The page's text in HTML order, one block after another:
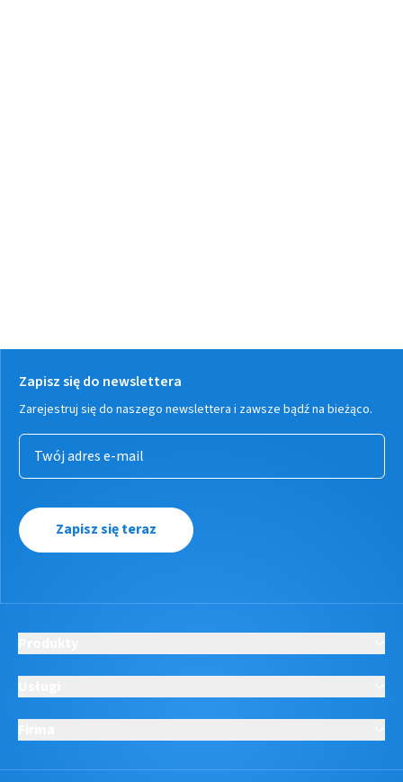
Zapisz się do newslettera
Zarejestruj się do naszego newslettera i zawsze bądź na bieżąco.
Zapisz się teraz